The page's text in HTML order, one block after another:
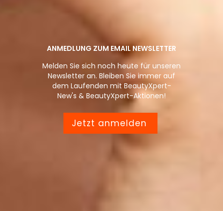
ANMEDLUNG ZUM EMAIL NEWSLETTER
Melden Sie sich noch heute für unseren
Newsletter an. Bleiben Sie immer auf
dem Laufenden mit BeautyXpert-
New's & BeautyXpert-Aktionen!
Jetzt anmelden